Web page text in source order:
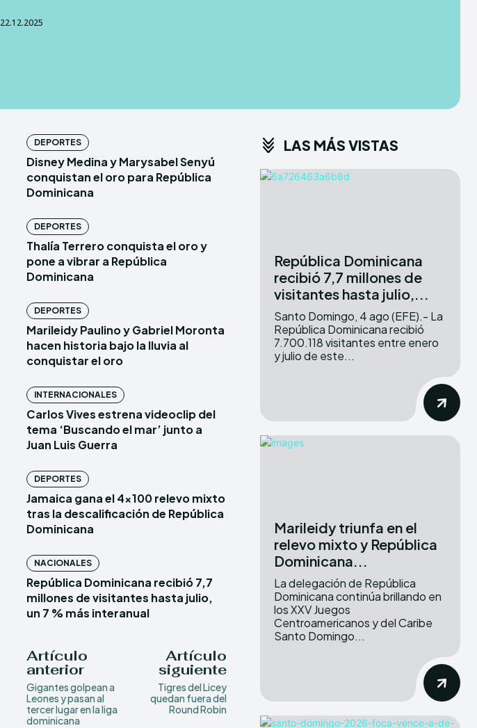
Copyright © Newspaper Theme.
Comparte esto:
Facebook
X
Copyright © Newspaper Theme.
Comparte esto:
Facebook
X
22.12.2025
DEPORTES
Disney Medina y Marysabel Senyú
conquistan el oro para República
Dominicana
DEPORTES
Thalía Terrero conquista el oro y
pone a vibrar a República
Dominicana
DEPORTES
Marileidy Paulino y Gabriel Moronta
hacen historia bajo la lluvia al
conquistar el oro
INTERNACIONALES
Carlos Vives estrena videoclip del
tema ‘Buscando el mar’ junto a
Juan Luis Guerra
DEPORTES
Jamaica gana el 4×100 relevo mixto
tras la descalificación de República
Dominicana
NACIONALES
República Dominicana recibió 7,7
millones de visitantes hasta julio,
un 7 % más interanual
Artículo
anterior
Gigantes golpean a
Leones y pasan al
tercer lugar en la liga
dominicana
Artículo
siguiente
Tigres del Licey
quedan fuera del
Round Robin
LAS MÁS VISTAS
República Dominicana
recibió 7,7 millones de
visitantes hasta julio,...
Santo Domingo, 4 ago (EFE).- La
República Dominicana recibió
7.700.118 visitantes entre enero
y julio de este...
Marileidy triunfa en el
relevo mixto y República
Dominicana...
La delegación de República
Dominicana continúa brillando en
los XXV Juegos
Centroamericanos y del Caribe
Santo Domingo...